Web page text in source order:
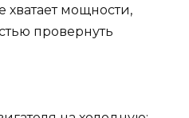
хватает мощности,
провернуть